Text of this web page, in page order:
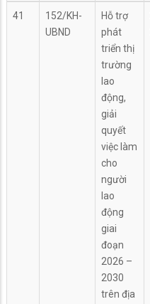
41
152/KH-
UBND
Hỗ trợ
phát
triển thị
trường
lao
động,
giải
quyết
việc làm
cho
người
lao
động
giai
đoạn
2026 –
2030
trên địa